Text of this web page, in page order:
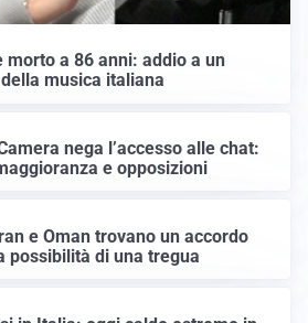
morto a 86 anni: addio a un
musica italiana
nega l’accesso alle chat:
e opposizioni
e Oman trovano un accordo
possibilità di una tregua